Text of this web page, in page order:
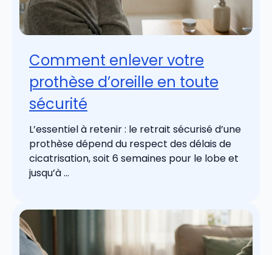
Comment enlever votre
prothèse d’oreille en toute
sécurité
L’essentiel à retenir : le retrait sécurisé d’une
prothèse dépend du respect des délais de
cicatrisation, soit 6 semaines pour le lobe et
jusqu’à ...